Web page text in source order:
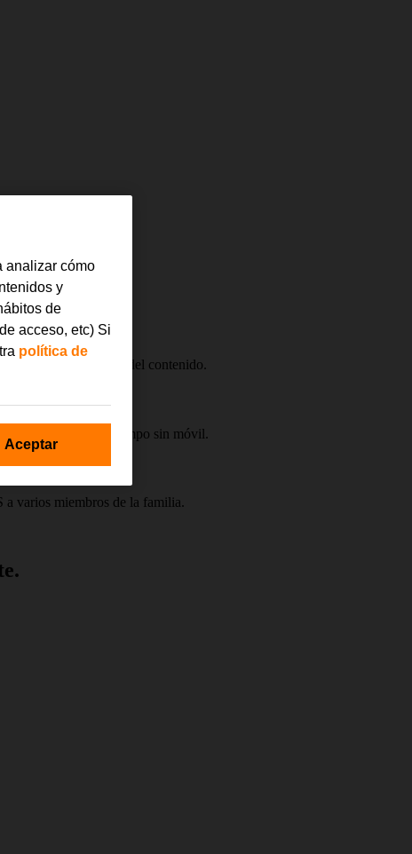
y de apps en función del contenido.
y regular el tiempo sin móvil.
a varios miembros de la familia.
analizar cómo
y
de
acceso, etc) Si
política de
Aceptar